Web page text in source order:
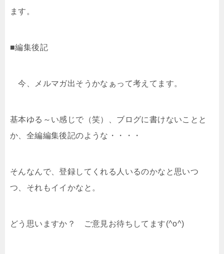
ます。
■編集後記
今、メルマガ出そうかなぁって考えてます。
基本ゆる～い感じで（笑）、ブログに書けないことと
か、全編編集後記のような・・・・
そんなんで、登録してくれる人いるのかなと思いつ
つ、それもイイかなと。
どう思いますか？ ご意見お待ちしてます(^o^)